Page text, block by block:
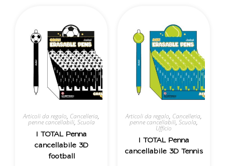
Articoli da regalo, Cancelleria,
penne cancellabili, Scuola
I TOTAL Penna
cancellabile 3D
football
Articoli da regalo, Cancelleria,
penne cancellabili, Scuola,
Ufficio
I TOTAL Penna
cancellabile 3D Tennis